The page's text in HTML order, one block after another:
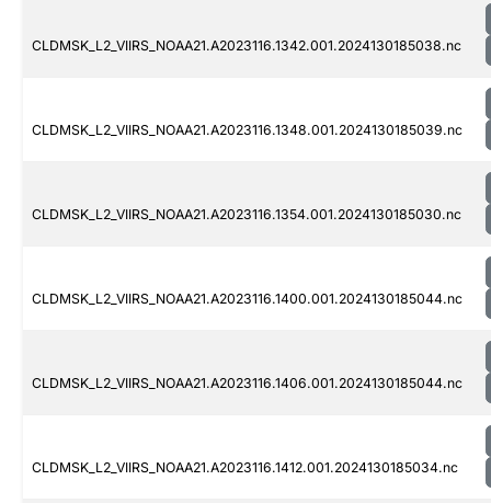
CLDMSK_L2_VIIRS_NOAA21.A2023116.1342.001.2024130185038.nc
CLDMSK_L2_VIIRS_NOAA21.A2023116.1348.001.2024130185039.nc
CLDMSK_L2_VIIRS_NOAA21.A2023116.1354.001.2024130185030.nc
CLDMSK_L2_VIIRS_NOAA21.A2023116.1400.001.2024130185044.nc
CLDMSK_L2_VIIRS_NOAA21.A2023116.1406.001.2024130185044.nc
CLDMSK_L2_VIIRS_NOAA21.A2023116.1412.001.2024130185034.nc